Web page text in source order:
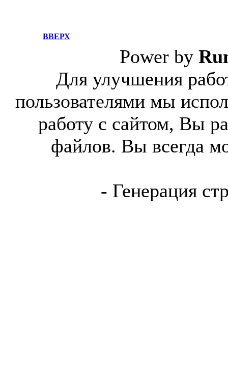
ВВЕРХ
Power by
Для улучшения
пользователями мы
работу с сайтом, Вы
файлов. Вы всегда
- Генерация